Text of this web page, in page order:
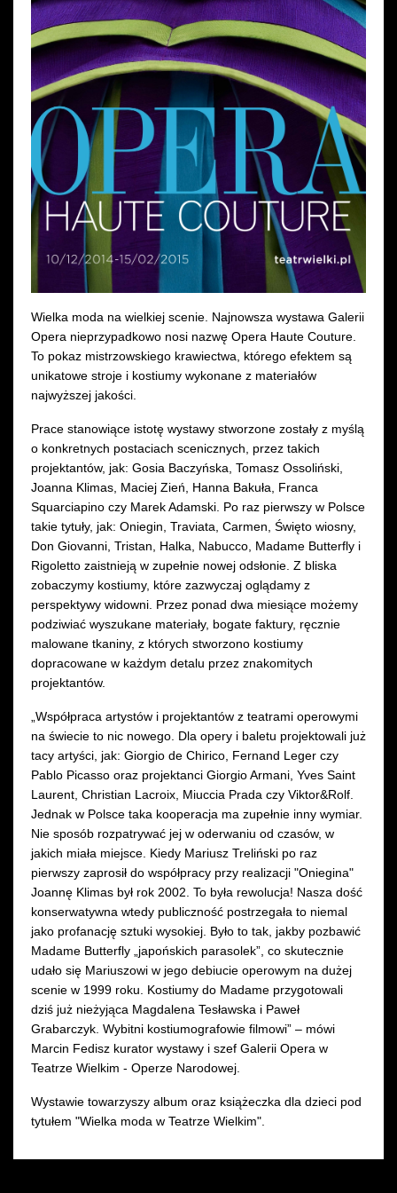
Wynajem kostiumów
Wynajem rekwizytów
Fundusze unijne
Dotacje celowe
Wielka moda na wielkiej scenie. Najnowsza wystawa Galerii
Opera nieprzypadkowo nosi nazwę Opera Haute Couture.
To pokaz mistrzowskiego krawiectwa, którego efektem są
unikatowe stroje i kostiumy wykonane z materiałów
najwyższej jakości.
Prace stanowiące istotę wystawy stworzone zostały z myślą
o konkretnych postaciach scenicznych, przez takich
projektantów, jak: Gosia Baczyńska, Tomasz Ossoliński,
Joanna Klimas, Maciej Zień, Hanna Bakuła, Franca
Squarciapino czy Marek Adamski. Po raz pierwszy w Polsce
takie tytuły, jak: Oniegin, Traviata, Carmen, Święto wiosny,
Don Giovanni, Tristan, Halka, Nabucco, Madame Butterfly i
Rigoletto zaistnieją w zupełnie nowej odsłonie. Z bliska
zobaczymy kostiumy, które zazwyczaj oglądamy z
perspektywy widowni. Przez ponad dwa miesiące możemy
podziwiać wyszukane materiały, bogate faktury, ręcznie
malowane tkaniny, z których stworzono kostiumy
dopracowane w każdym detalu przez znakomitych
projektantów.
„Współpraca artystów i projektantów z teatrami operowymi
na świecie to nic nowego. Dla opery i baletu projektowali już
tacy artyści, jak: Giorgio de Chirico, Fernand Leger czy
Pablo Picasso oraz projektanci Giorgio Armani, Yves Saint
Laurent, Christian Lacroix, Miuccia Prada czy Viktor&Rolf.
Jednak w Polsce taka kooperacja ma zupełnie inny wymiar.
Nie sposób rozpatrywać jej w oderwaniu od czasów, w
jakich miała miejsce. Kiedy Mariusz Treliński po raz
pierwszy zaprosił do współpracy przy realizacji "Oniegina"
Joannę Klimas był rok 2002. To była rewolucja! Nasza dość
konserwatywna wtedy publiczność postrzegała to niemal
jako profanację sztuki wysokiej. Było to tak, jakby pozbawić
Madame Butterfly „japońskich parasolek”, co skutecznie
udało się Mariuszowi w jego debiucie operowym na dużej
scenie w 1999 roku. Kostiumy do Madame przygotowali
dziś już nieżyjąca Magdalena Tesławska i Paweł
Grabarczyk. Wybitni kostiumografowie filmowi” – mówi
Marcin Fedisz kurator wystawy i szef Galerii Opera w
Teatrze Wielkim - Operze Narodowej.
Wystawie towarzyszy album oraz książeczka dla dzieci pod
tytułem "Wielka moda w Teatrze Wielkim".